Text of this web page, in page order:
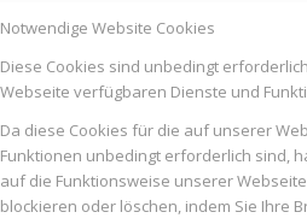
Notwendige Website Cookies
Diese Cookies sind unbedingt
Webseite verfügbaren Dienste und
Da diese Cookies für die auf unserer
Funktionen unbedingt erforderlich sind,
auf die Funktionsweise unserer
blockieren oder löschen, indem Sie Ihre